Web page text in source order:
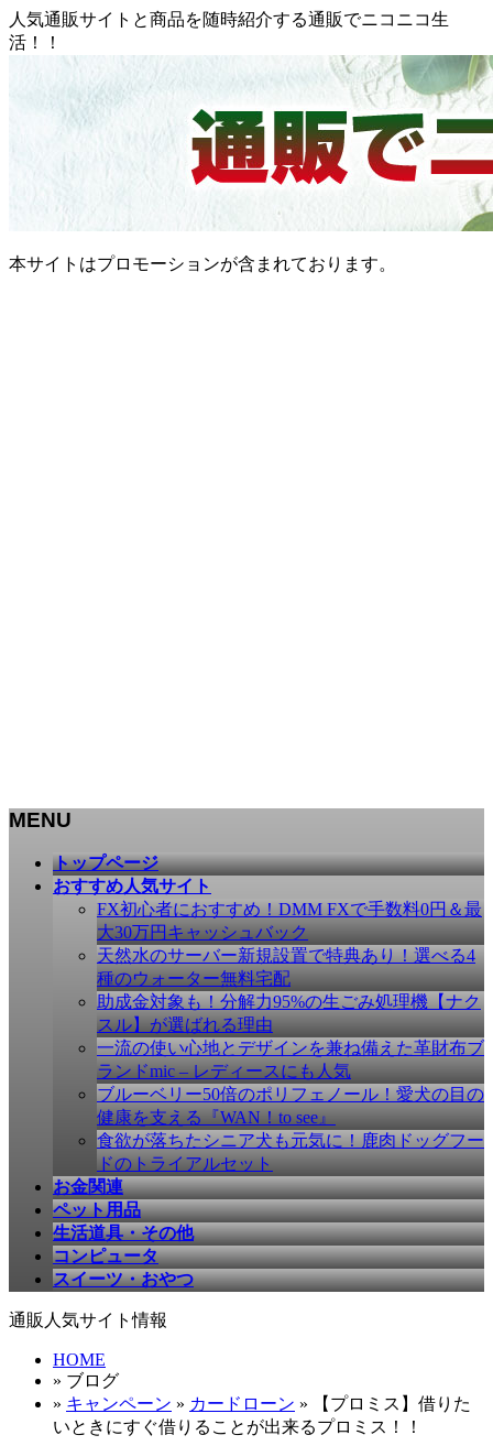
人気通販サイトと商品を随時紹介する通販でニコニコ生
活！！
本サイトはプロモーションが含まれております。
MENU
トップページ
おすすめ人気サイト
FX初心者におすすめ！DMM FXで手数料0円＆最
大30万円キャッシュバック
天然水のサーバー新規設置で特典あり！選べる4
種のウォーター無料宅配
助成金対象も！分解力95%の生ごみ処理機【ナク
スル】が選ばれる理由
一流の使い心地とデザインを兼ね備えた革財布ブ
ランドmic – レディースにも人気
ブルーベリー50倍のポリフェノール！愛犬の目の
健康を支える『WAN！to see』
食欲が落ちたシニア犬も元気に！鹿肉ドッグフー
ドのトライアルセット
お金関連
ペット用品
生活道具・その他
コンピュータ
スイーツ・おやつ
通販人気サイト情報
HOME
» ブログ
» キャンペーン » カードローン » 【プロミス】借りた
いときにすぐ借りることが出来るプロミス！！